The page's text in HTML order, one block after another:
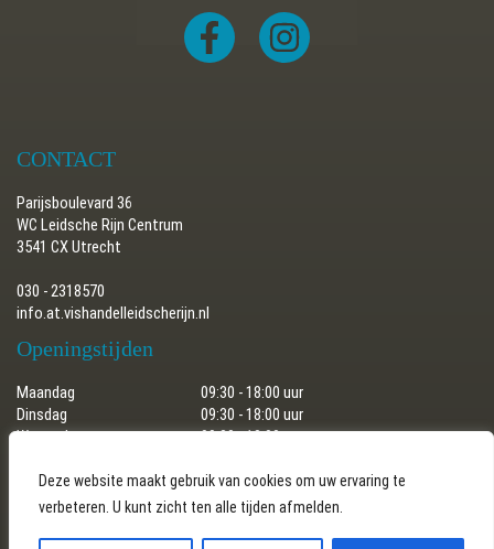
Deze website maakt gebruik van cookies om uw ervaring te
verbeteren. U kunt zicht ten alle tijden afmelden.
CONTACT
Parijsboulevard 36
WC Leidsche Rijn Centrum
3541 CX Utrecht
030 - 2318570
info.at.vishandelleidscherijn.nl
Openingstijden
Maandag
09:30 - 18:00 uur
Dinsdag
09:30 - 18:00 uur
Woensdag
09:30 - 18:00 uur
Vrijdag
09:30 - 18:00 uur
Zaterdag
09:30 - 17:30 uur